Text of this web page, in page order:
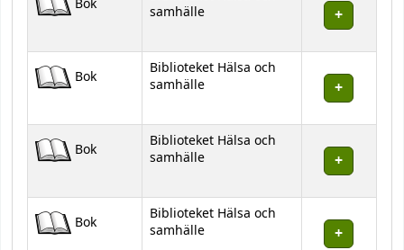
Bok
samhälle
Bok
Biblioteket Hälsa och
samhälle
Bok
Biblioteket Hälsa och
samhälle
Bok
Biblioteket Hälsa och
samhälle